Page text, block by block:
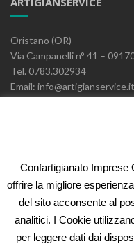
Oristano (OR)
Via Campanelli n° 41 –
Tel. 0783.302934
Email: info@artigianservice.it
ELEONORA FIDI
Oristano (OR)
Confartigianato Imprese
offrire la migliore
del sito acconsente al
analitici. I Cookie
per leggere dati dai